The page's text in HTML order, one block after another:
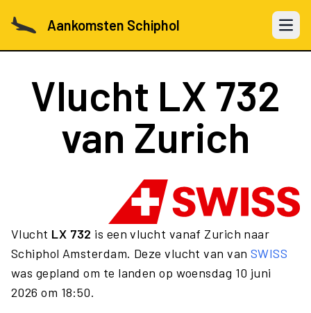
Aankomsten Schiphol Open
Vlucht LX 732
van Zurich
Vlucht LX 732 is een vlucht vanaf Zurich naar
Schiphol Amsterdam. Deze vlucht van vanSWISS
was gepland om te landen op woensdag 10 juni
2026 om 18:50.